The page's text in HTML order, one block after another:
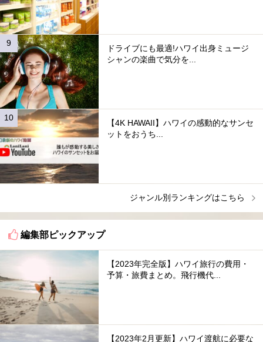
ドライブにも最適!ハワイ出身ミュージ
シャンの楽曲で気分を...
【4K HAWAII】ハワイの感動的なサンセ
ットをおうち...
ジャンル別ランキングはこちら
編集部ピックアップ
【2023年完全版】ハワイ旅行の費用・
予算・旅費まとめ。飛行機代...
【2023年2月更新】ハワイ渡航に必要な